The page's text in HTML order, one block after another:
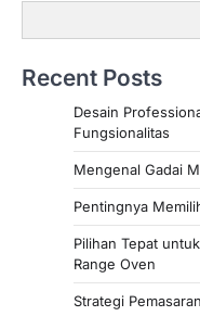
Recent Posts
Desain
Fungsionalitas
Mengenal Gadai
Pentingnya
Pilihan Tepat
Range Oven
Strategi